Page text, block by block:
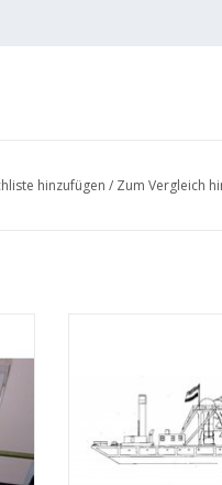
hinzufügen / Zum Vergleich
ZUM